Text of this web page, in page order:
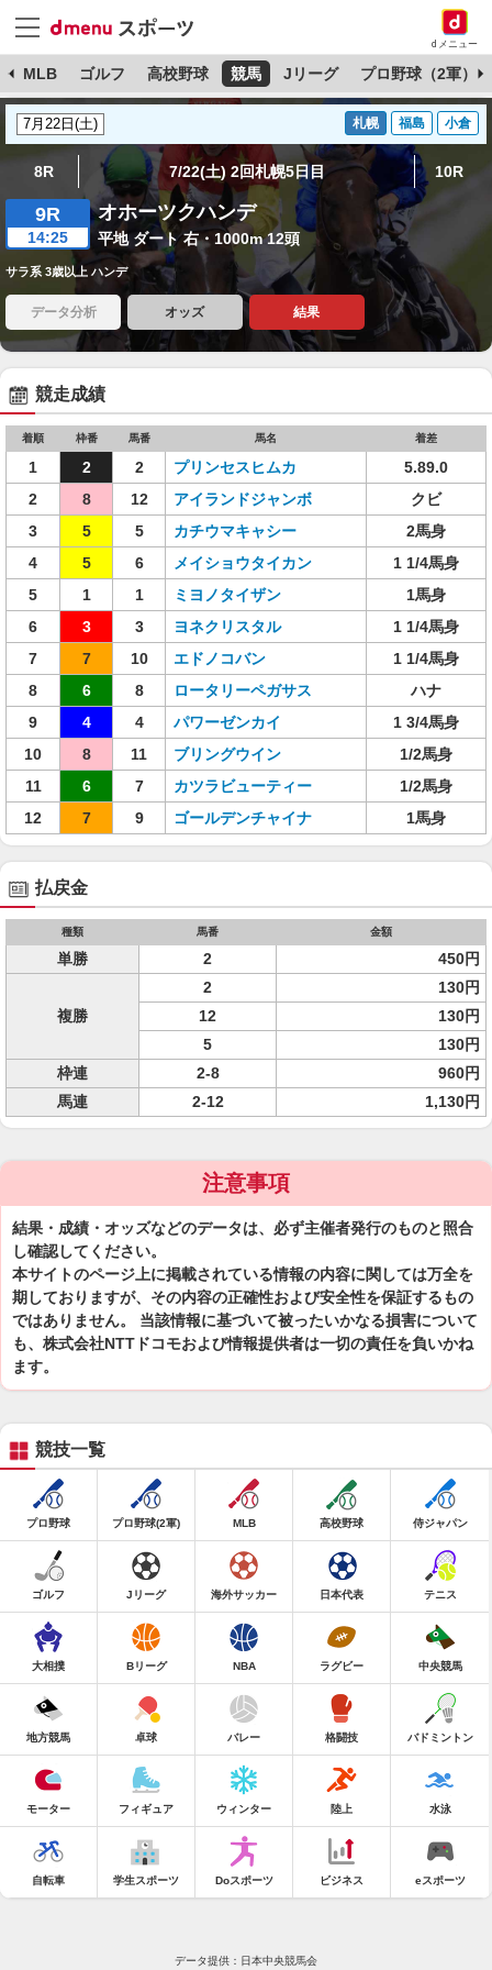
dメニュー
MLB ゴルフ 高校野球 競馬 Jリーグ プロ野球（2軍）
札幌 福島 小倉
8R 7/22(土) 2回札幌5日目 10R
9R
14:25
オホーツクハンデ
平地 ダート 右・1000m 12頭
サラ系 3歳以上 ハンデ
データ分析 オッズ 結果
競走成績
着順 枠番 馬番 馬名 着差
1 2 2 プリンセスヒムカ
5.89.0
2
8 12 アイランドジャンボ
クビ
3
5 5 カチウマキャシー
2馬身
4
5 6 メイショウタイカン
1 1/4馬身
5
1 1 ミヨノタイザン
1馬身
6
3 3 ヨネクリスタル
1 1/4馬身
7
7 10 エドノコバン
1 1/4馬身
8
6 8 ロータリーペガサス
ハナ
9
4 4 パワーゼンカイ
1 3/4馬身
10
8 11 ブリングウイン
1/2馬身
11
6 7 カツラビューティー
1/2馬身
12
7 9 ゴールデンチャイナ 1馬身
払戻金
種類 馬番 金額
単勝 2 450円
複勝
2
130円
12
130円
5
130円
枠連
2-8
960円
馬連
2-12 1,130円
注意事項
結果・成績・オッズなどのデータは、必ず主催者発行のものと照合
し確認してください。
本サイトのページ上に掲載されている情報の内容に関しては万全を
期しておりますが、その内容の正確性および安全性を保証するもの
ではありません。 当該情報に基づいて被ったいかなる損害について
も、株式会社NTTドコモおよび情報提供者は一切の責任を負いかね
ます。
競技一覧
プロ野球 プロ野球(2軍) MLB 高校野球 侍ジャパン
ゴルフ Jリーグ 海外サッカー 日本代表 テニス
大相撲 Bリーグ NBA ラグビー 中央競馬
地方競馬 卓球 バレー 格闘技 バドミントン
モーター フィギュア ウィンター 陸上 水泳
自転車 学生スポーツ Doスポーツ ビジネス eスポーツ
データ提供：日本中央競馬会